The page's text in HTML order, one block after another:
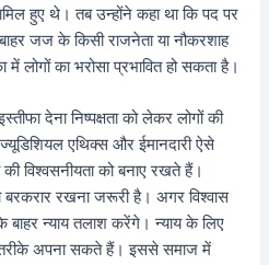
हुए थे। तब उन्होंने कहा था कि पद पर
जज के किसी राजनेता या नौकरशाह
लोगों का भरोसा प्रभावित हो सकता है।
देना निष्पक्षता को लेकर लोगों की
एथिक्स और ईमानदारी ऐसे
विश्वसनीयता को बनाए रखते हैं।
बरकरार रखना जरूरी है। अगर विश्वास
न्याय तलाश करेंगे। न्याय के लिए
तरीके अपना सकते हैं। इससे समाज में